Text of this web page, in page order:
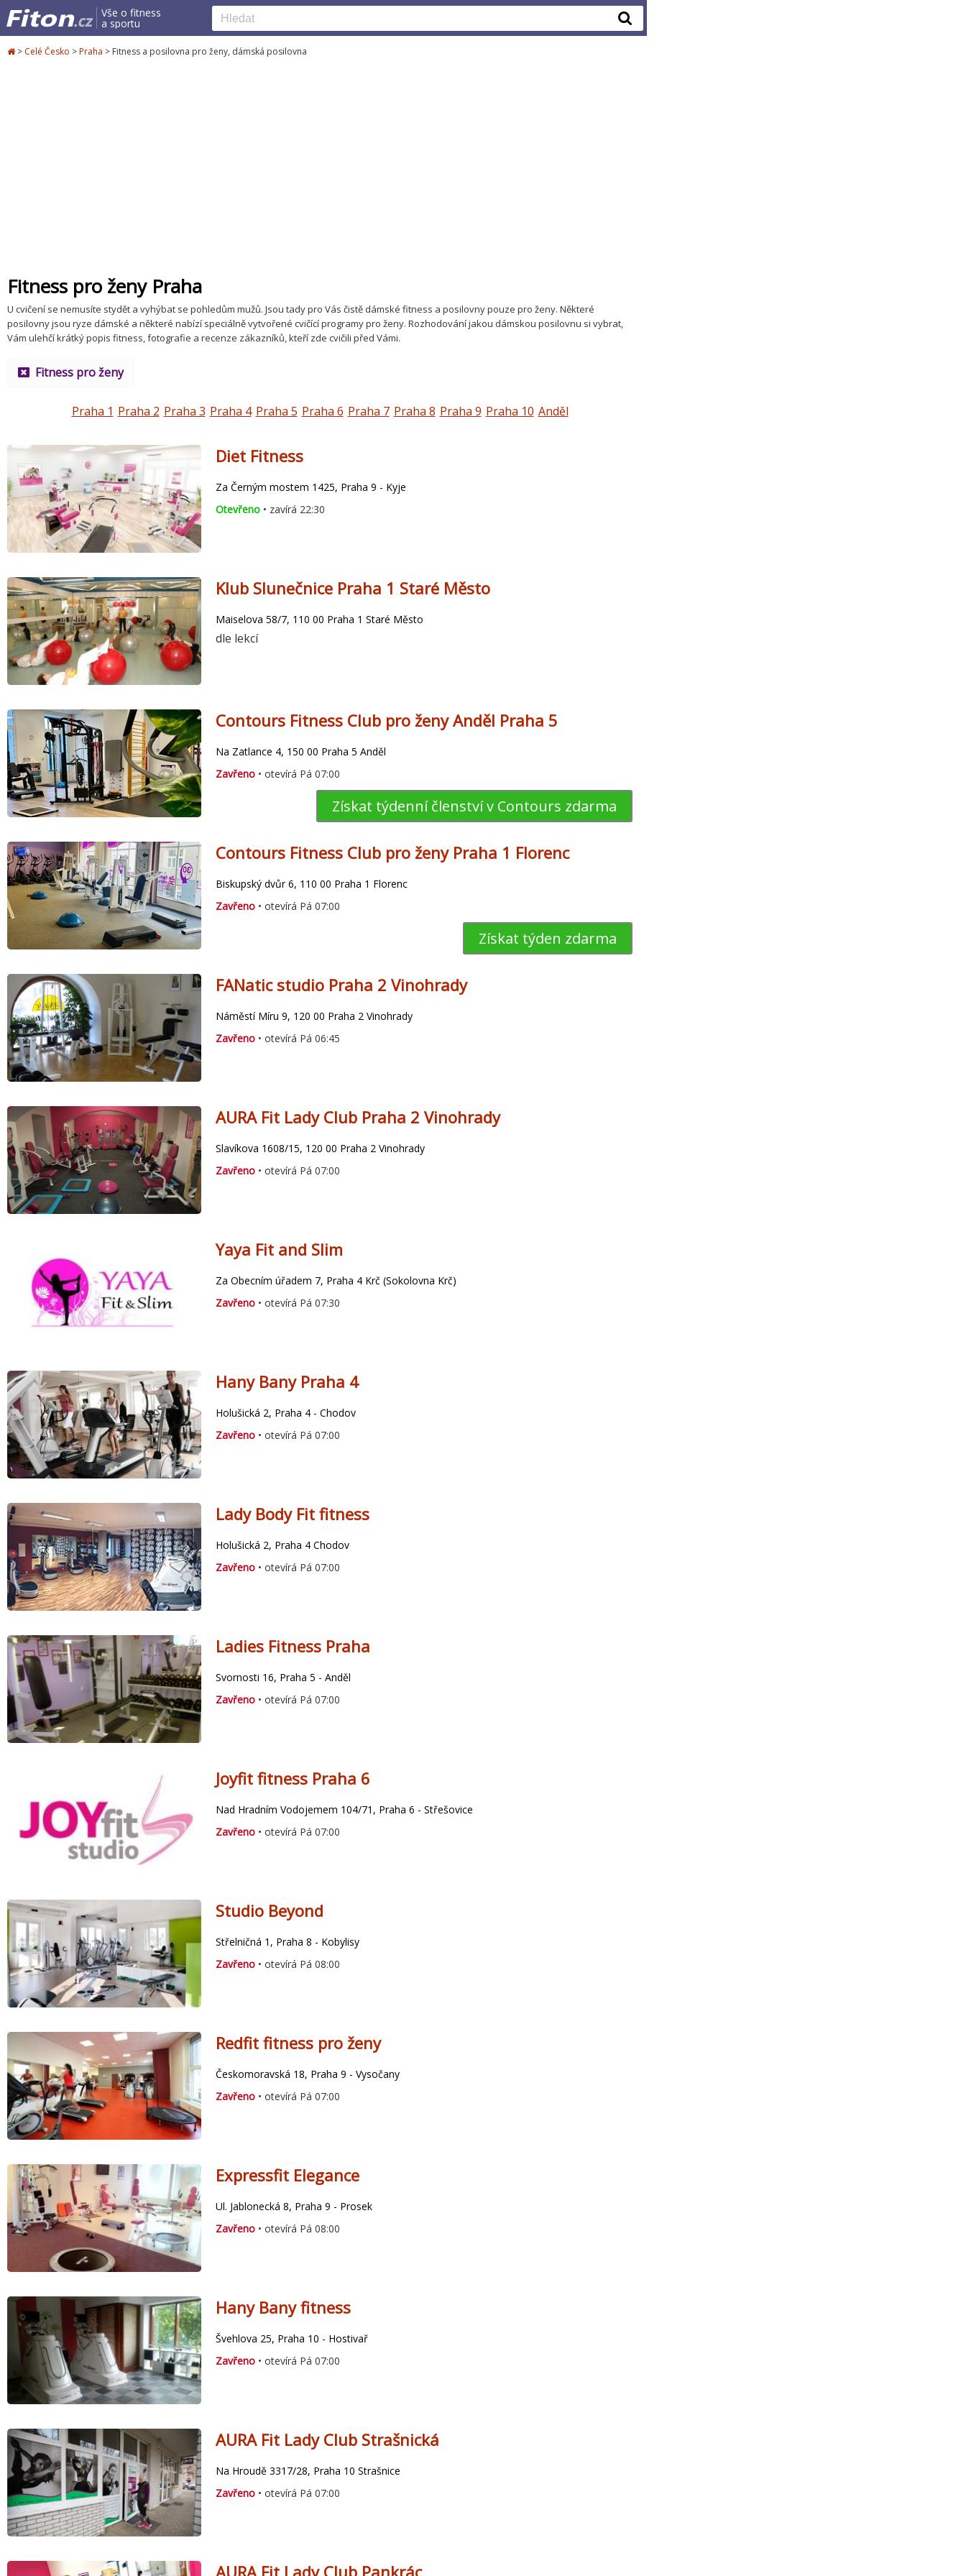
Vše o fitness
a sportu
> Celé Česko >Praha > Fitness a posilovna pro ženy, dámská posilovna
Fitness pro ženy Praha
U cvičení se nemusíte stydět a vyhýbat se pohledům mužů. Jsou tady pro Vás čistě dámské fitness a posilovny pouze pro ženy. Některé
posilovny jsou ryze dámské a některé nabízí speciálně vytvořené cvičící programy pro ženy. Rozhodování jakou dámskou posilovnu si vybrat,
Vám ulehčí krátký popis fitness, fotografie a recenze zákazníků, kteří zde cvičili před Vámi.
Fitness pro ženy
Praha 1 Praha 2 Praha 3 Praha 4 Praha 5 Praha 6 Praha 7 Praha 8 Praha 9 Praha 10 Anděl
Diet Fitness
Za Černým mostem 1425, Praha 9 - Kyje
Otevřeno • zavírá 22:30
Klub Slunečnice Praha 1 Staré Město
Maiselova 58/7, 110 00 Praha 1 Staré Město
dle lekcí
Contours Fitness Club pro ženy Anděl Praha 5
Na Zatlance 4, 150 00 Praha 5 Anděl
Zavřeno • otevírá Pá 07:00
Získat týdenní členství v Contours zdarma
Contours Fitness Club pro ženy Praha 1 Florenc
Biskupský dvůr 6, 110 00 Praha 1 Florenc
Zavřeno • otevírá Pá 07:00
Získat týden zdarma
FANatic studio Praha 2 Vinohrady
Náměstí Míru 9, 120 00 Praha 2 Vinohrady
Zavřeno • otevírá Pá 06:45
AURA Fit Lady Club Praha 2 Vinohrady
Slavíkova 1608/15, 120 00 Praha 2 Vinohrady
Zavřeno • otevírá Pá 07:00
Yaya Fit and Slim
Za Obecním úřadem 7, Praha 4 Krč (Sokolovna Krč)
Zavřeno • otevírá Pá 07:30
Hany Bany Praha 4
Holušická 2, Praha 4 - Chodov
Zavřeno • otevírá Pá 07:00
Lady Body Fit fitness
Holušická 2, Praha 4 Chodov
Zavřeno • otevírá Pá 07:00
Ladies Fitness Praha
Svornosti 16, Praha 5 - Anděl
Zavřeno • otevírá Pá 07:00
Joyfit fitness Praha 6
Nad Hradním Vodojemem 104/71, Praha 6 - Střešovice
Zavřeno • otevírá Pá 07:00
Studio Beyond
Střelničná 1, Praha 8 - Kobylisy
Zavřeno • otevírá Pá 08:00
Redfit fitness pro ženy
Českomoravská 18, Praha 9 - Vysočany
Zavřeno • otevírá Pá 07:00
Expressfit Elegance
Ul. Jablonecká 8, Praha 9 - Prosek
Zavřeno • otevírá Pá 08:00
Hany Bany fitness
Švehlova 25, Praha 10 - Hostivař
Zavřeno • otevírá Pá 07:00
AURA Fit Lady Club Strašnická
Na Hroudě 3317/28, Praha 10 Strašnice
Zavřeno • otevírá Pá 07:00